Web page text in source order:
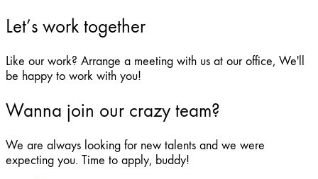
Let’s work together
Like our work? Arrange a meeting with us at our office, We'll
be happy to work with you!
Wanna join our crazy team?
We are always looking for new talents and we were
expecting you. Time to apply, buddy!